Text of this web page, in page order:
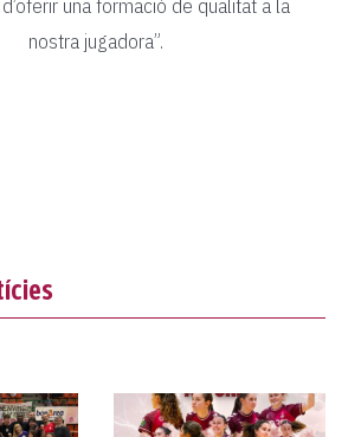
una formació de qualitat a la
nostra jugadora”.